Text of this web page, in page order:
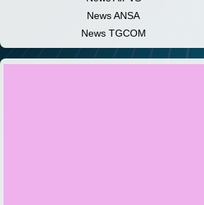
News ANSA
News TGCOM